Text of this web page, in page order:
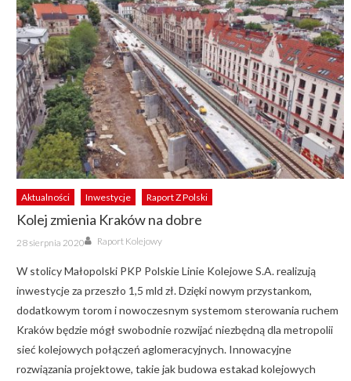
Aktualności Inwestycje Raport Z Polski
Kolej zmienia Kraków na dobre
Posted
on
28 sierpnia 2020 Author
Raport Kolejowy
W stolicy Małopolski PKP Polskie Linie Kolejowe S.A. realizują
inwestycje za przeszło 1,5 mld zł. Dzięki nowym przystankom,
dodatkowym torom i nowoczesnym systemom sterowania ruchem
Kraków będzie mógł swobodnie rozwijać niezbędną dla metropolii
sieć kolejowych połączeń aglomeracyjnych. Innowacyjne
rozwiązania projektowe, takie jak budowa estakad kolejowych